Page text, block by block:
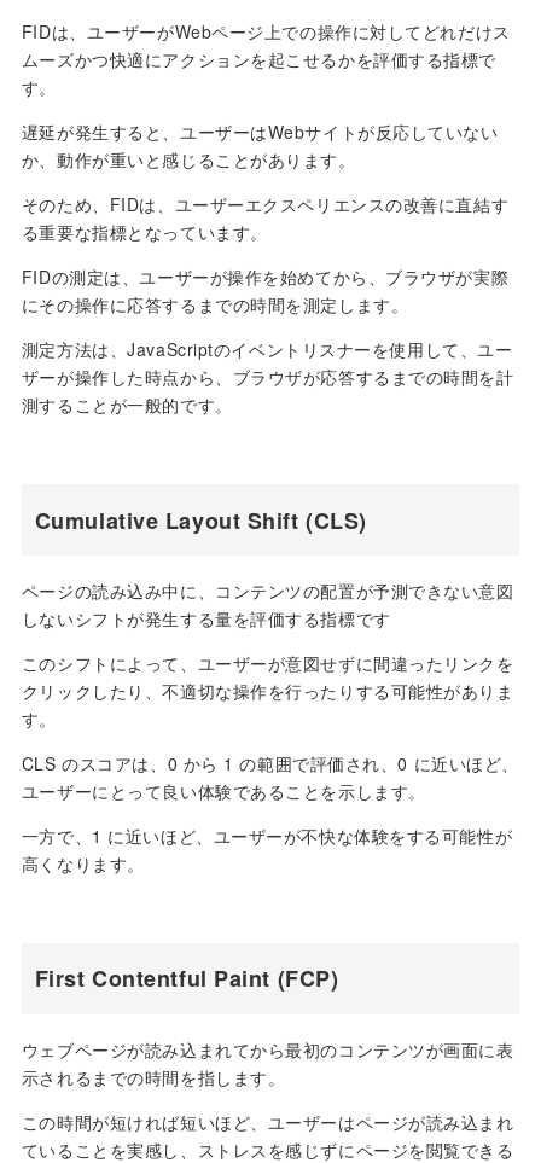
FIDは、ユーザーがWebページ上での操作に対してどれだけス
ムーズかつ快適にアクションを起こせるかを評価する指標で
す。
遅延が発生すると、ユーザーはWebサイトが反応していない
か、動作が重いと感じることがあります。
そのため、FIDは、ユーザーエクスペリエンスの改善に直結す
る重要な指標となっています。
FIDの測定は、ユーザーが操作を始めてから、ブラウザが実際
にその操作に応答するまでの時間を測定します。
測定方法は、JavaScriptのイベントリスナーを使用して、ユー
ザーが操作した時点から、ブラウザが応答するまでの時間を計
測することが一般的です。
Cumulative Layout Shift (CLS)
ページの読み込み中に、コンテンツの配置が予測できない意図
しないシフトが発生する量を評価する指標です
このシフトによって、ユーザーが意図せずに間違ったリンクを
クリックしたり、不適切な操作を行ったりする可能性がありま
す。
CLS のスコアは、0 から 1 の範囲で評価され、0 に近いほど、
ユーザーにとって良い体験であることを示します。
一方で、1 に近いほど、ユーザーが不快な体験をする可能性が
高くなります。
First Contentful Paint (FCP)
ウェブページが読み込まれてから最初のコンテンツが画面に表
示されるまでの時間を指します。
この時間が短ければ短いほど、ユーザーはページが読み込まれ
ていることを実感し、ストレスを感じずにページを閲覧できる